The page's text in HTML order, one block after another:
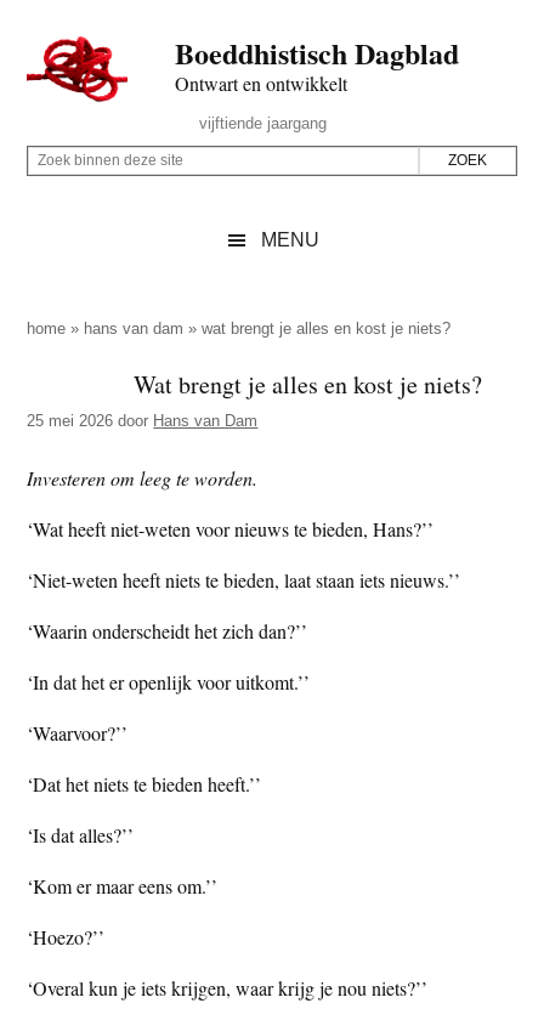
naar
de
inhoud
secondary
naar
de
sidebar
naar
de
Boeddhistisch Dagblad
Ontwart en ontwikkelt
Rechts
vijftiende jaargang
Z
p
z
e
i
t
Z
i
e
d
e
i
e
MENU
home » hans van dam »wat brengt je alles en kost je niets?
Wat brengt je alles en kost je niets?
25 mei 2026 door Hans van Dam
Investeren om leeg te worden.
‘Wat heeft niet-weten voor nieuws te bieden, Hans?’’
‘Niet-weten heeft niets te bieden, laat staan iets nieuws.’’
‘Waarin onderscheidt het zich dan?’’
‘In dat het er openlijk voor uitkomt.’’
‘Waarvoor?’’
‘Dat het niets te bieden heeft.’’
‘Is dat alles?’’
‘Kom er maar eens om.’’
‘Hoezo?’’
‘Overal kun je iets krijgen, waar krijg je nou niets?’’